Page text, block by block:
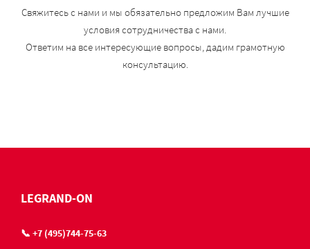
Свяжитесь с нами и мы обязательно предложим Вам лучшие
условия сотрудничества с нами.
Ответим на все интересующие вопросы, дадим грамотную
консультацию.
LEGRAND-ON
📞 +7 (495)744-75-63